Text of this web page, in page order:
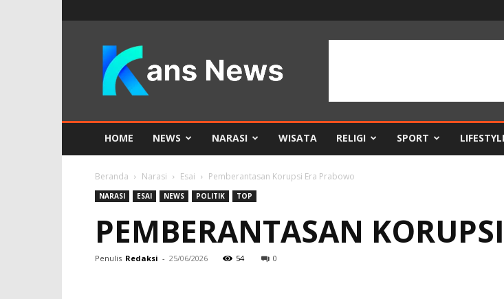
KANS
News
HOME NEWS NARASI WISATA RELIGI SPORT
Beranda Narasi Esai Pemberantasan Korupsi Era Prabowo
NARASI ESAI NEWS POLITIK TOP
PEMBERANTASAN
Penulis Redaksi - 25/06/2026 54 0